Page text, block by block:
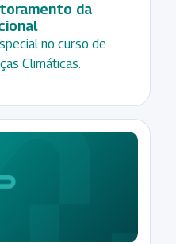
da
no curso de
Climáticas.